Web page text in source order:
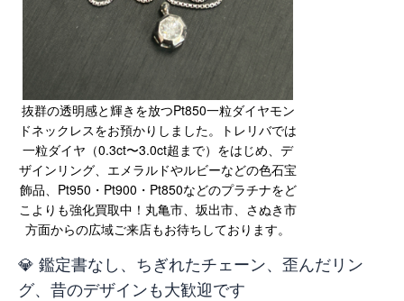
抜群の透明感と輝きを放つPt850一粒ダイヤモン
ドネックレスをお預かりしました。トレリバでは
一粒ダイヤ（0.3ct〜3.0ct超まで）をはじめ、デ
ザインリング、エメラルドやルビーなどの色石宝
飾品、Pt950・Pt900・Pt850などのプラチナをど
こよりも強化買取中！丸亀市、坂出市、さぬき市
方面からの広域ご来店もお待ちしております。
💎 鑑定書なし、ちぎれたチェーン、歪んだリン
グ、昔のデザインも大歓迎です